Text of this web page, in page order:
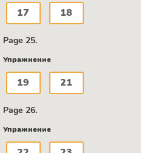
17 18
Page 25.
Упражнение
19 21
Page 26.
Упражнение